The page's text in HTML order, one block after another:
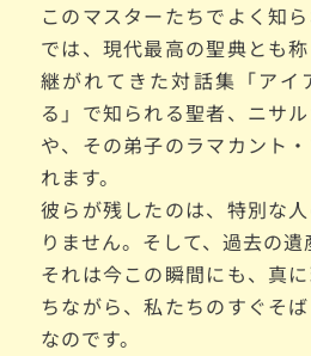
このマスターたちでよく知
では、現代最高の聖典とも
継がれてきた対話集「アイ
る」で知られる聖者、ニサ
や、その弟子のラマカント
れます。
彼らが残したのは、特別な
りません。そして、過去の遺
それは今この瞬間にも、真
ちながら、私たちのすぐそ
なのです。